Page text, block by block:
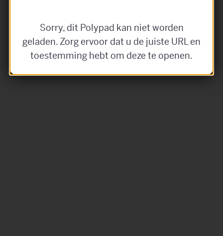
Sorry, dit Polypad kan niet worden
geladen. Zorg ervoor dat u de juiste URL en
toestemming hebt om deze te openen.